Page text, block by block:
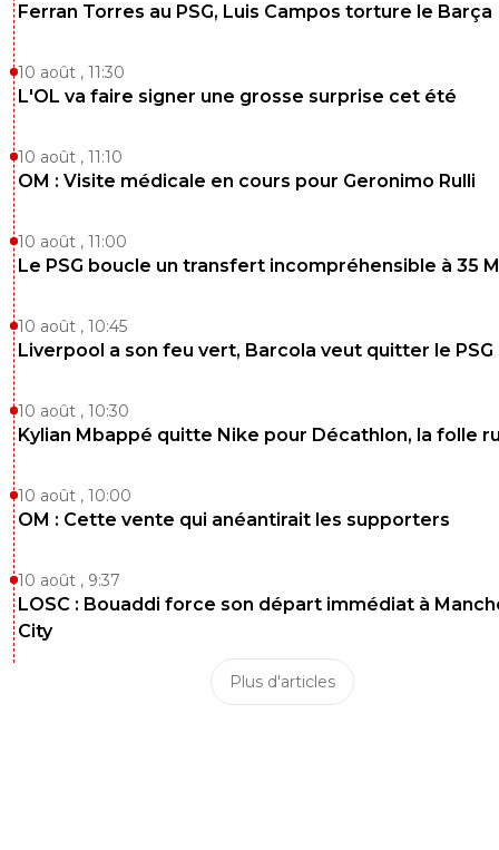
Ferran Torres au PSG, Luis Campos torture le Barça
10 août , 11:30
L'OL va faire signer une grosse surprise cet été
10 août , 11:10
OM : Visite médicale en cours pour Geronimo Rulli
10 août , 11:00
Le PSG boucle un transfert incompréhensible à 35
10 août , 10:45
Liverpool a son feu vert, Barcola veut quitter le PSG
10 août , 10:30
Kylian Mbappé quitte Nike pour Décathlon, la folle
10 août , 10:00
OM : Cette vente qui anéantirait les supporters
10 août , 9:37
LOSC : Bouaddi force son départ immédiat à
City
Plus d'articles